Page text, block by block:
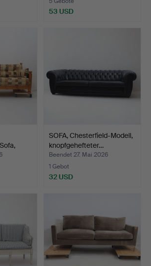
53 USD
SOFA, Chesterfield-Modell,
knopfgehefteter…
Beendet 27. Mai 2026
1 Gebot
32 USD